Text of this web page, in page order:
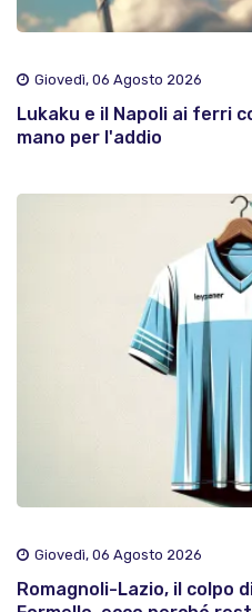
Giovedì, 06 Agosto 2026
Lukaku e il Napoli ai ferri
mano per l'addio
Giovedì, 06 Agosto 2026
Romagnoli-Lazio, il colpo